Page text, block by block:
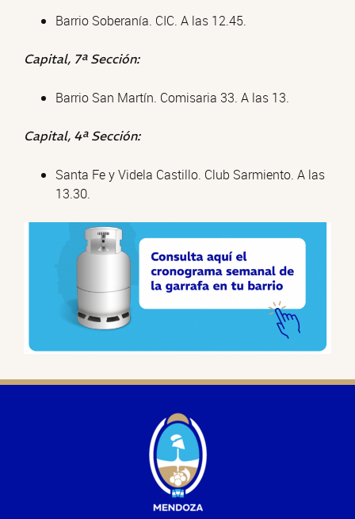
Barrio Soberanía. CIC. A las 12.45.
Capital, 7ª Sección:
Barrio San Martín. Comisaria 33. A las 13.
Capital, 4ª Sección:
Santa Fe y Videla Castillo. Club Sarmiento. A las
13.30.